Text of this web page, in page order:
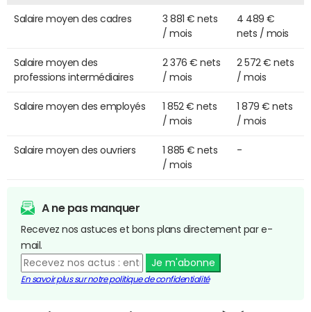
Salaire moyen des cadres
3 881 € nets
/ mois
4 489 €
nets / mois
Salaire moyen des
professions intermédiaires
2 376 € nets
/ mois
2 572 € nets
/ mois
Salaire moyen des employés
1 852 € nets
/ mois
1 879 € nets
/ mois
Salaire moyen des ouvriers
1 885 € nets
/ mois
-
A ne pas manquer
Recevez nos astuces et bons plans directement par e-
mail.
Je m'abonne
En savoir plus sur notre politique de confidentialité